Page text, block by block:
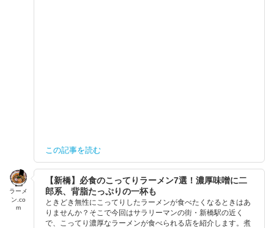
この記事を読む
ラーメ
ン.co
m
【新橋】必食のこってりラーメン7選！濃厚味噌に二
郎系、背脂たっぷりの一杯も
ときどき無性にこってりしたラーメンが食べたくなるときはあ
りませんか？そこで今回はサラリーマンの街・新橋駅の近く
で、こってり濃厚なラーメンが食べられる店を紹介します。煮